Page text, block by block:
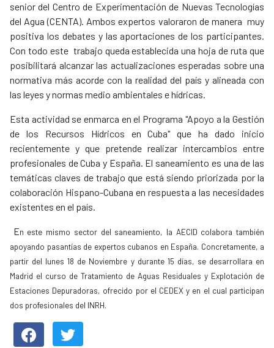
senior del Centro de Experimentación de Nuevas Tecnologías
del Agua (CENTA). Ambos expertos valoraron de manera muy
positiva los debates y las aportaciones de los participantes.
Con todo este trabajo queda establecida una hoja de ruta que
posibilitará alcanzar las actualizaciones esperadas sobre una
normativa más acorde con la realidad del país y alineada con
las leyes y normas medio ambientales e hídricas.
Esta actividad se enmarca en el Programa "Apoyo a la Gestión
de los Recursos Hídricos en Cuba" que ha dado inicio
recientemente y que pretende realizar intercambios entre
profesionales de Cuba y España. El saneamiento es una de las
temáticas claves de trabajo que está siendo priorizada por la
colaboración Hispano-Cubana en respuesta a las necesidades
existentes en el país.
En este mismo sector del saneamiento, la AECID colabora también
apoyando pasantías de expertos cubanos en España. Concretamente, a
partir del lunes 18 de Noviembre y durante 15 días, se desarrollara en
Madrid el curso de Tratamiento de Aguas Residuales y Explotación de
Estaciones Depuradoras, ofrecido por el CEDEX y en el cual participan
dos profesionales del INRH.